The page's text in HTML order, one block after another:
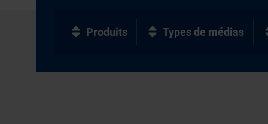
Produits Types de médias